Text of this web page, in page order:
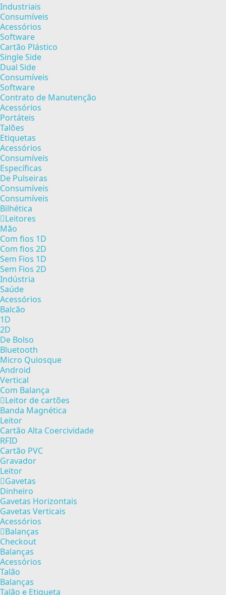
Industriais
Consumíveis
Acessórios
Software
Cartão Plástico
Single Side
Dual Side
Consumíveis
Software
Contrato de Manutenção
Acessórios
Portáteis
Talões
Etiquetas
Acessórios
Consumíveis
Específicas
De Pulseiras
Consumíveis
Consumíveis
Bilhética
Leitores
Mão
Com fios 1D
Com fios 2D
Sem Fios 1D
Sem Fios 2D
Indústria
Saúde
Acessórios
Balcão
1D
2D
De Bolso
Bluetooth
Micro Quiosque
Android
Vertical
Com Balança
Leitor de cartões
Banda Magnética
Leitor
Cartão Alta Coercividade
RFID
Cartão PVC
Gravador
Leitor
Gavetas
Dinheiro
Gavetas Horizontais
Gavetas Verticais
Acessórios
Balanças
Checkout
Balanças
Acessórios
Talão
Balanças
Talão e Etiqueta